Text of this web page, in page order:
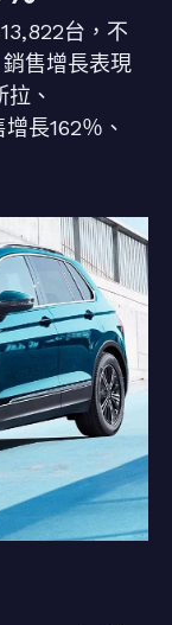
台，不
售增長表現
、
長162％、